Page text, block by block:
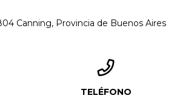
Canning, Provincia de Buenos Aires
TELÉFONO